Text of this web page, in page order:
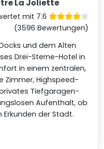
La Joliette
mit 7.6
(3596 Bewertungen)
und dem Alten
Drei-Sterne-Hotel in
in einem zentralen,
Zimmer, Highspeed-
Tiefgaragen-
Aufenthalt, ob
der Stadt.